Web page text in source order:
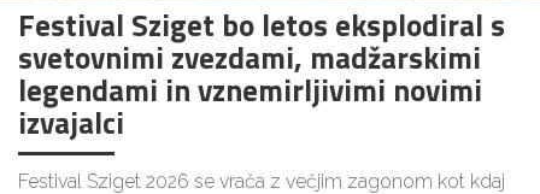
Festival Sziget bo letos eksplodiral s
svetovnimi zvezdami, madžarskimi
legendami in vznemirljivimi novimi
izvajalci
Festival Sziget 2026 se vrača z večjim zagonom kot kdaj